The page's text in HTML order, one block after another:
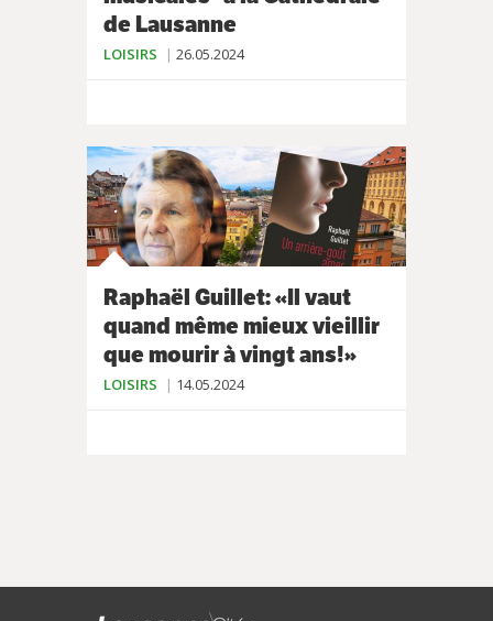
de Lausanne
LOISIRS 26.05.2024
Raphaël Guillet: «Il vaut
quand même mieux vieillir
que mourir à vingt ans!»
LOISIRS 14.05.2024